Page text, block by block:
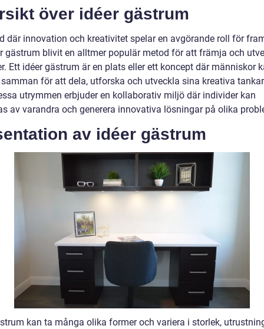
över idéer gästrum
där innovation och kreativitet spelar en avgörande roll för
gästrum blivit en alltmer populär metod för att främja och
Ett idéer gästrum är en plats eller ett koncept där människor
för att dela, utforska och utveckla sina kreativa
utrymmen erbjuder en kollaborativ miljö där individer kan
av varandra och generera innovativa lösningar på olika
av idéer gästrum
kan ta många olika former och variera i storlek,